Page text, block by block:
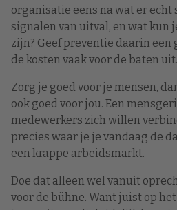
organisatie eens na wat er echt
signalen van uitval, en wat kun
zijn? Geef preventie daarin een
de kosten vaak voor de baten uit.
Zorg je goed voor je mensen,
ook goed voor jou. Een
medewerkers zich willen
precies waar je je vandaag de
een krappe arbeidsmarkt.
Doe dat alleen wel vanuit
voor de bühne. Want juist op